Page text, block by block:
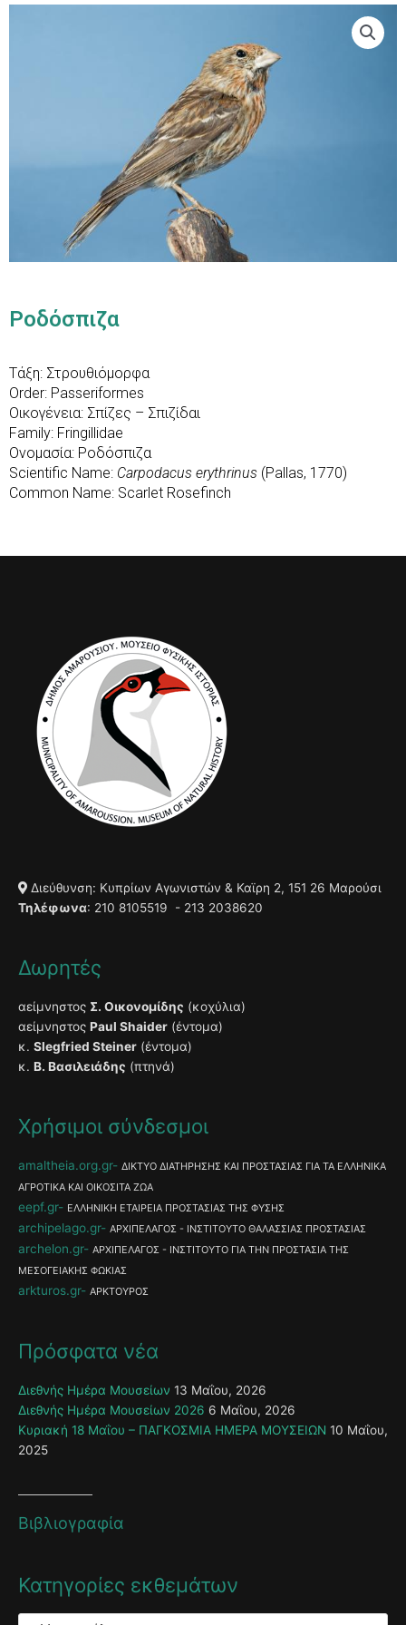
Ροδόσπιζα
Τάξη: Στρουθιόμορφα
Order: Passeriformes
Οικογένεια: Σπίζες – Σπιζίδαι
Family: Fringillidae
Ονομασία: Ροδόσπιζα
Scientific Name: Carpodacus erythrinus (Pallas, 1770)
Common Name: Scarlet Rosefinch
Διεύθυνση: Κυπρίων Αγωνιστών & Καϊρη 2, 151 26 Μαρούσι
Τηλέφωνα: 210 8105519 - 213 2038620
Δωρητές
αείμνηστος Σ. Οικονομίδης (κοχύλια)
αείμνηστος Paul Shaider (έντομα)
κ. Slegfried Steiner (έντομα)
κ. Β. Βασιλειάδης (πτηνά)
Χρήσιμοι σύνδεσμοι
amaltheia.org.gr
ΔΙΚΤΥΟ ΔΙΑΤΗΡΗΣΗΣ ΚΑΙ ΠΡΟΣΤΑΣΙΑΣ ΓΙΑ ΤΑ ΕΛΛΗΝΙΚΑ
ΑΓΡΟΤΙΚΑ ΚΑΙ ΟΙΚΟΣΙΤΑ ΖΩΑ
eepf.gr ΕΛΛΗΝΙΚΗ ΕΤΑΙΡΕΙΑ ΠΡΟΣΤΑΣΙΑΣ ΤΗΣ ΦΥΣΗΣ
archipelago.gr ΑΡΧΙΠΕΛΑΓΟΣ - ΙΝΣΤΙΤΟΥΤΟ ΘΑΛΑΣΣΙΑΣ ΠΡΟΣΤΑΣΙΑΣ
archelon.gr
ΑΡΧΙΠΕΛΑΓΟΣ - ΙΝΣΤΙΤΟΥΤΟ ΓΙΑ ΤΗΝ ΠΡΟΣΤΑΣΙΑ ΤΗΣ
ΜΕΣΟΓΕΙΑΚΗΣ ΦΩΚΙΑΣ
arkturos.gr ΑΡΚΤΟΥΡΟΣ
Πρόσφατα νέα
Διεθνής Ημέρα Μουσείων 13 Μαΐου, 2026
Διεθνής Ημέρα Μουσείων 2026 6 Μαΐου, 2026
Κυριακή 18 Μαΐου – ΠΑΓΚΟΣΜΙΑ ΗΜΕΡΑ ΜΟΥΣΕΙΩΝ 10 Μαΐου,
2025
Βιβλιογραφία
Κατηγορίες εκθεμάτων